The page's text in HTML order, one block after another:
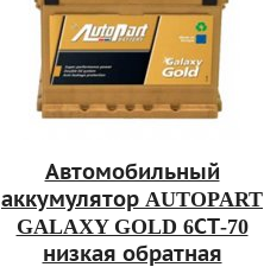
Автомобильный
аккумулятор AUTOPART
GALAXY GOLD 6СТ-70
низкая обратная